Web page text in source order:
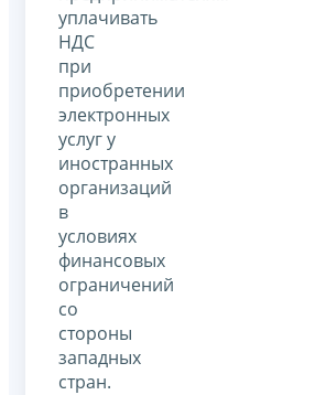
уплачивать
НДС
при
приобретении
электронных
услуг у
иностранных
организаций
в
условиях
финансовых
ограничений
со
стороны
западных
стран.